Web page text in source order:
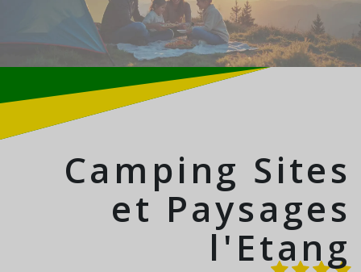
Camping Sites
et Paysages
l'Etang